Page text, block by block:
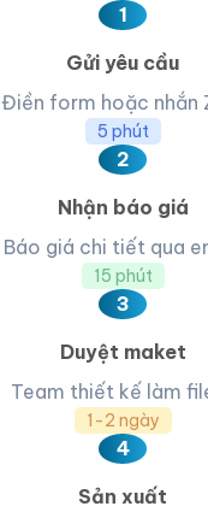
1
Gửi yêu cầu
Điền form hoặc nhắn
5 phút
2
Nhận báo giá
Báo giá chi tiết qua
15 phút
3
Duyệt maket
Team thiết kế làm
1-2 ngày
4
Sản xuất